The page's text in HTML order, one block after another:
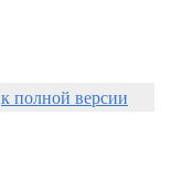
к полной версии